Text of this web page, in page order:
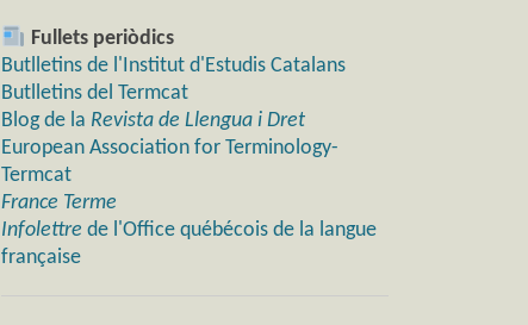
Fullets periòdics
Butlletins de l'Institut d'Estudis Catalans
Butlletins del Termcat
Blog de la Revista de Llengua i Dret
European Association for Terminology-
Termcat
France Terme
Infolettre de l'Office québécois de la langue
française